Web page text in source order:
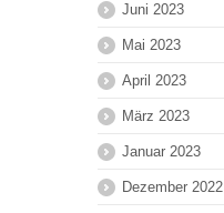
Juni 2023
Mai 2023
April 2023
März 2023
Januar 2023
Dezember 2022